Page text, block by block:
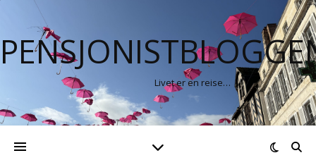
Livet er en reise…